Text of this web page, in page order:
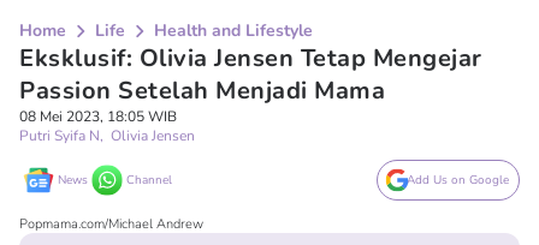
Home Life Health and Lifestyle
Eksklusif: Olivia Jensen Tetap Mengejar
Passion Setelah Menjadi Mama
08 Mei 2023, 18:05 WIB
Putri Syifa N, Olivia Jensen
News Channel Add Us on Google
Popmama.com/Michael Andrew